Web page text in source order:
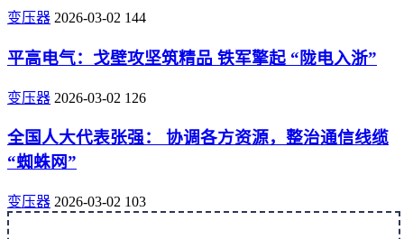
变压器 2026-03-02 144
平高电气：戈壁攻坚筑精品 铁军擎起 “陇电入浙”
变压器 2026-03-02 126
全国人大代表张强： 协调各方资源，整治通信线缆
“蜘蛛网”
变压器 2026-03-02 103